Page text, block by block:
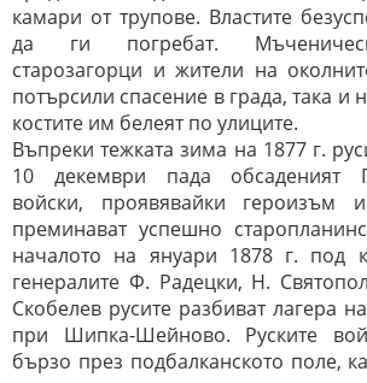
камари от трупове. Властите
да ги погребат.
старозагорци и жители на
потърсили спасение в града, така и
костите им белеят по улиците.
Въпреки тежката зима на 1877 г.
10 декември пада обсаденият
войски, проявявайки героизъм
преминават успешно
началото на януари 1878 г. под
генералите Ф. Радецки, Н.
Скобелев русите разбиват лагера
при Шипка-Шейново. Руските
бързо през подбалканското поле,